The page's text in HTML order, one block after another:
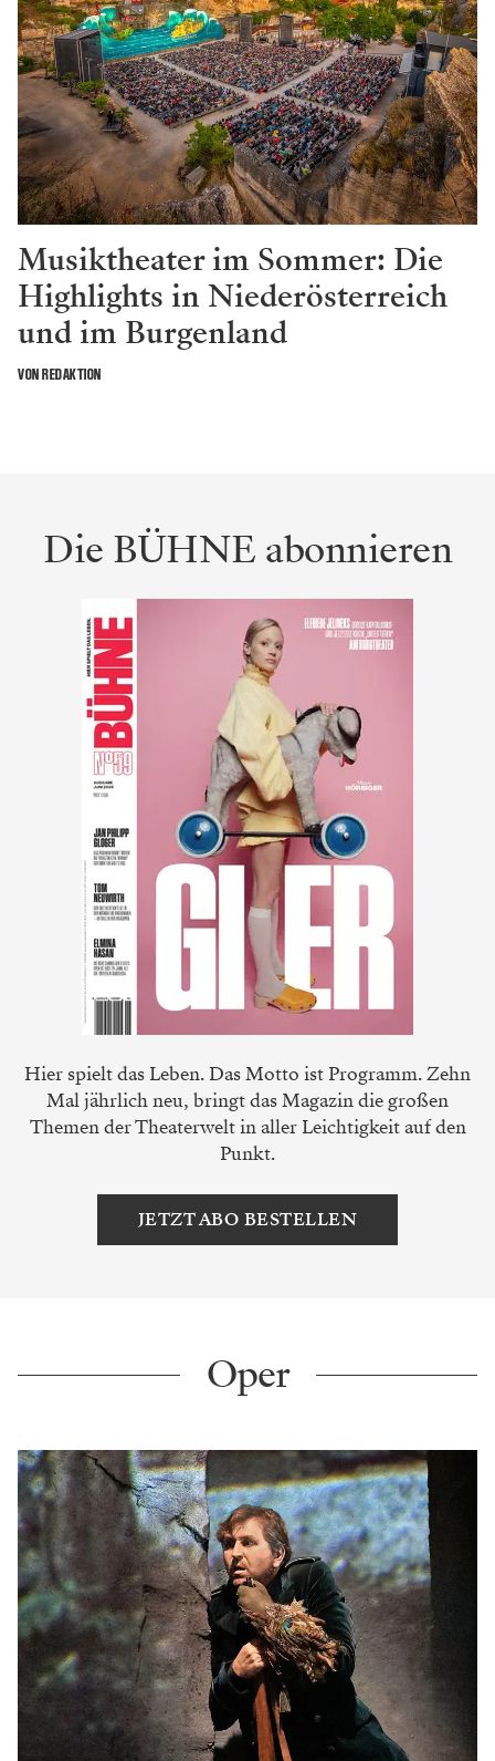
Musiktheater im Sommer: Die
Highlights in Niederösterreich
und im Burgenland
VON REDAKTION
Die BÜHNE abonnieren
Hier spielt das Leben. Das Motto ist Programm. Zehn
Mal jährlich neu, bringt das Magazin die großen
Themen der Theaterwelt in aller Leichtigkeit auf den
Punkt.
JETZT ABO BESTELLEN
Oper